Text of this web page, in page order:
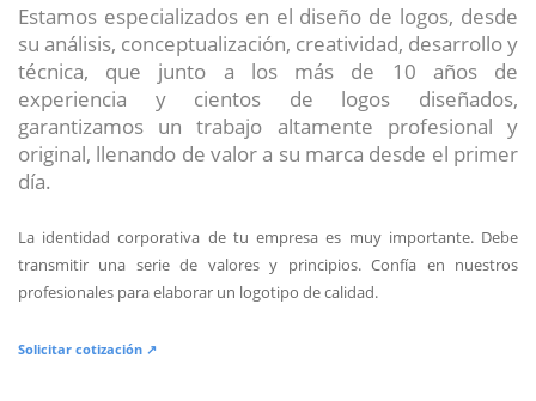
Estamos especializados en el diseño de logos, desde
su análisis, conceptualización, creatividad, desarrollo y
técnica, que junto a los más de 10 años de
experiencia y cientos de logos diseñados,
garantizamos un trabajo altamente profesional y
original, llenando de valor a su marca desde el primer
día.
La identidad corporativa de tu empresa es muy importante. Debe
transmitir una serie de valores y principios. Confía en nuestros
profesionales para elaborar un logotipo de calidad.
Solicitar cotización ↗